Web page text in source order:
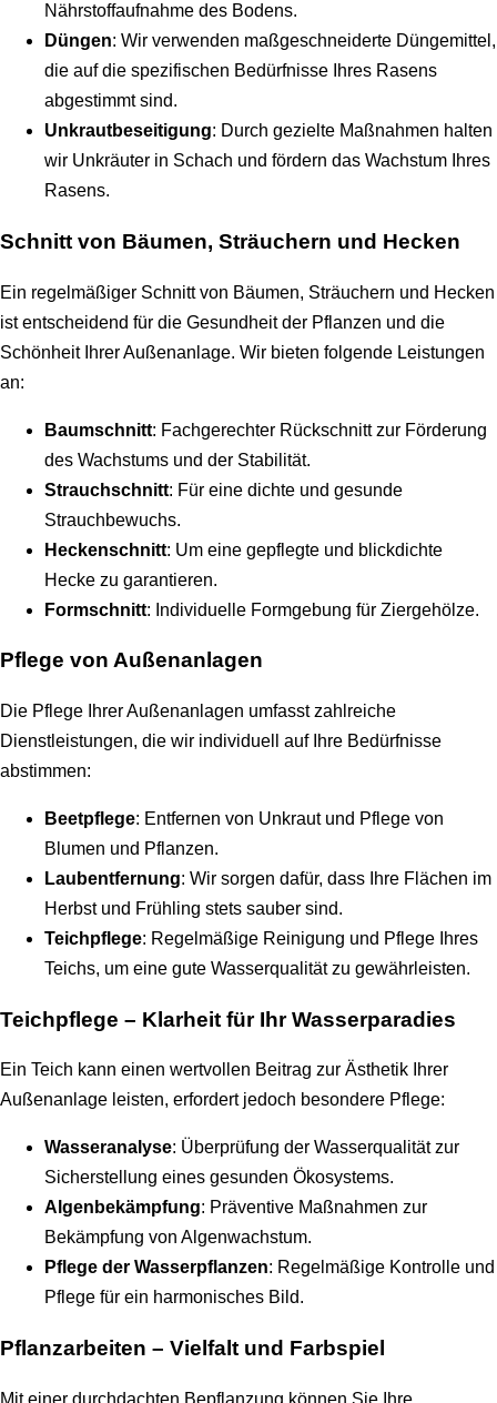
Nährstoffaufnahme des Bodens.
Düngen: Wir verwenden maßgeschneiderte Düngemittel,
die auf die spezifischen Bedürfnisse Ihres Rasens
abgestimmt sind.
Unkrautbeseitigung: Durch gezielte Maßnahmen halten
wir Unkräuter in Schach und fördern das Wachstum Ihres
Rasens.
Schnitt von Bäumen, Sträuchern und Hecken
Ein regelmäßiger Schnitt von Bäumen, Sträuchern und Hecken
ist entscheidend für die Gesundheit der Pflanzen und die
Schönheit Ihrer Außenanlage. Wir bieten folgende Leistungen
an:
Baumschnitt: Fachgerechter Rückschnitt zur Förderung
des Wachstums und der Stabilität.
Strauchschnitt: Für eine dichte und gesunde
Strauchbewuchs.
Heckenschnitt: Um eine gepflegte und blickdichte
Hecke zu garantieren.
Formschnitt: Individuelle Formgebung für Ziergehölze.
Pflege von Außenanlagen
Die Pflege Ihrer Außenanlagen umfasst zahlreiche
Dienstleistungen, die wir individuell auf Ihre Bedürfnisse
abstimmen:
Beetpflege: Entfernen von Unkraut und Pflege von
Blumen und Pflanzen.
Laubentfernung: Wir sorgen dafür, dass Ihre Flächen im
Herbst und Frühling stets sauber sind.
Teichpflege: Regelmäßige Reinigung und Pflege Ihres
Teichs, um eine gute Wasserqualität zu gewährleisten.
Teichpflege – Klarheit für Ihr Wasserparadies
Ein Teich kann einen wertvollen Beitrag zur Ästhetik Ihrer
Außenanlage leisten, erfordert jedoch besondere Pflege:
Wasseranalyse: Überprüfung der Wasserqualität zur
Sicherstellung eines gesunden Ökosystems.
Algenbekämpfung: Präventive Maßnahmen zur
Bekämpfung von Algenwachstum.
Pflege der Wasserpflanzen: Regelmäßige Kontrolle und
Pflege für ein harmonisches Bild.
Pflanzarbeiten – Vielfalt und Farbspiel
Mit einer durchdachten Bepflanzung können Sie Ihre